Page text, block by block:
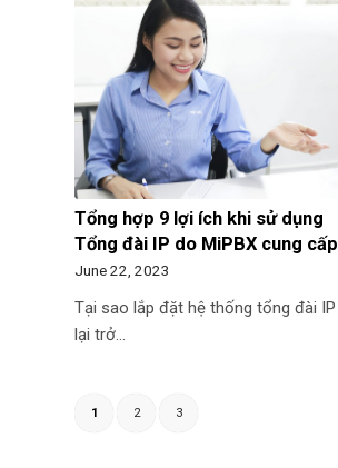
Tổng hợp 9 lợi ích khi sử dụng
Tổng đài IP do MiPBX cung cấp
June 22, 2023
Tại sao lắp đặt hệ thống tổng đài IP
lại trở…
1 2 3